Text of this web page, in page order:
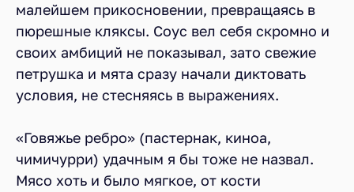
малейшем прикосновении, превращаясь в
пюрешные кляксы. Соус вел себя скромно и
своих амбиций не показывал, зато свежие
петрушка и мята сразу начали диктовать
условия, не стесняясь в выражениях.
«Говяжье ребро» (пастернак, киноа,
чимичурри) удачным я бы тоже не назвал.
Мясо хоть и было мягкое, от кости